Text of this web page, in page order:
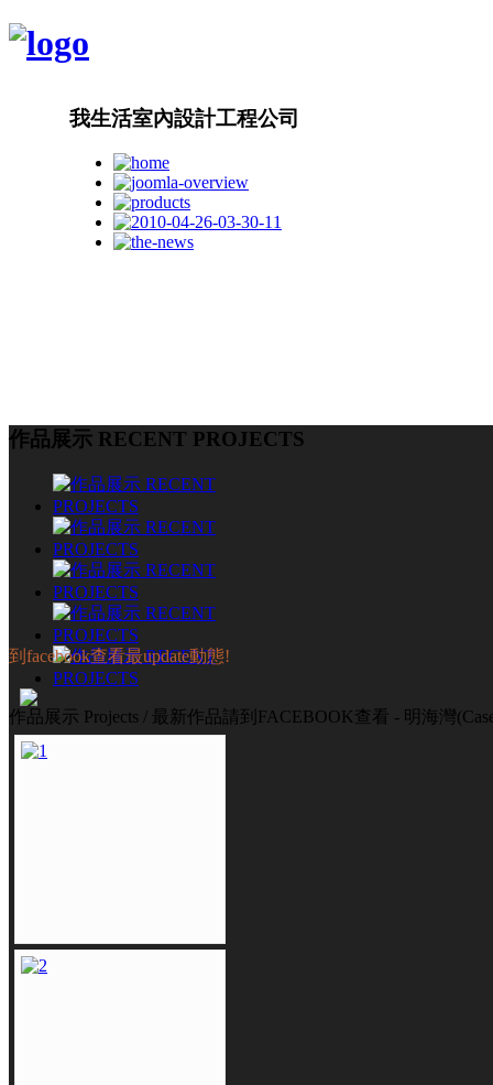
我生活室內設計工程公司
作品展示 RECENT PROJECTS
到facebook查看最update動態!
作品展示 Projects / 最新作品請到FACEBOOK查看 - 明海灣